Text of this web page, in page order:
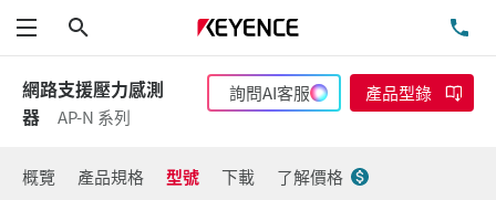
功能表
網路支援壓力感測
器
AP-N 系列
詢問AI客服 產品型錄
概覽 產品規格 型號 下載 了解價格